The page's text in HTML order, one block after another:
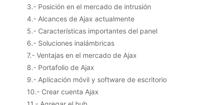
3.- Posición en el mercado de intrusión
4.- Alcances de Ajax actualmente
5.- Características importantes del panel
6.- Soluciones inalámbricas
7.- Ventajas en el mercado de Ajax
8.- Portafolio de Ajax
9.- Aplicación móvil y software de escritorio
10.- Crear cuenta Ajax